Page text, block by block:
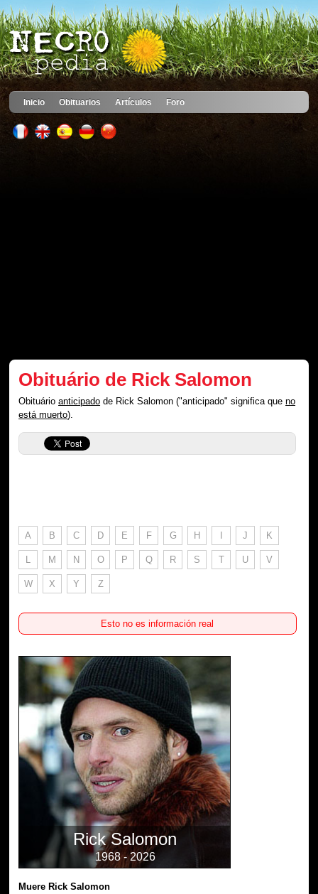
Inicio Obituarios Artículos Foro
Obituário de Rick Salomon
Obituárioanticipado de Rick Salomon ("anticipado" significa queno
está muerto).
A B C D E F G H I J K
L M N O P Q R S T U V
W X Y Z
Esto no es información real
Rick Salomon
1968 - 2026
Muere Rick Salomon